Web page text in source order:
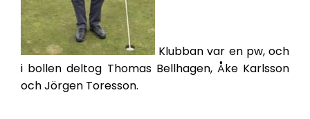
Klubban var en pw, och
i bollen deltog Thomas Bellhagen, Åke Karlsson
och Jörgen Toresson.